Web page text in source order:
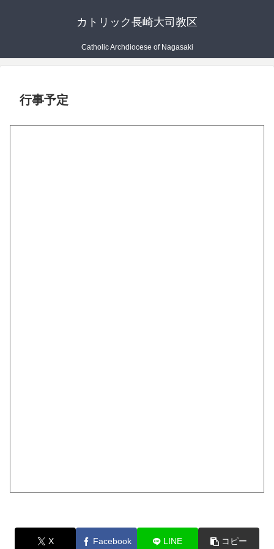
カトリック長崎大司教区
Catholic Archdiocese of Nagasaki
行事予定
X Facebook LINE コピー